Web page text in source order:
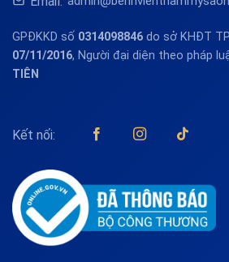
GPĐKKD số 0314098846 do sở KHĐT
07/11/2016, Người đại diện theo pháp
TIÊN
Kết nối: